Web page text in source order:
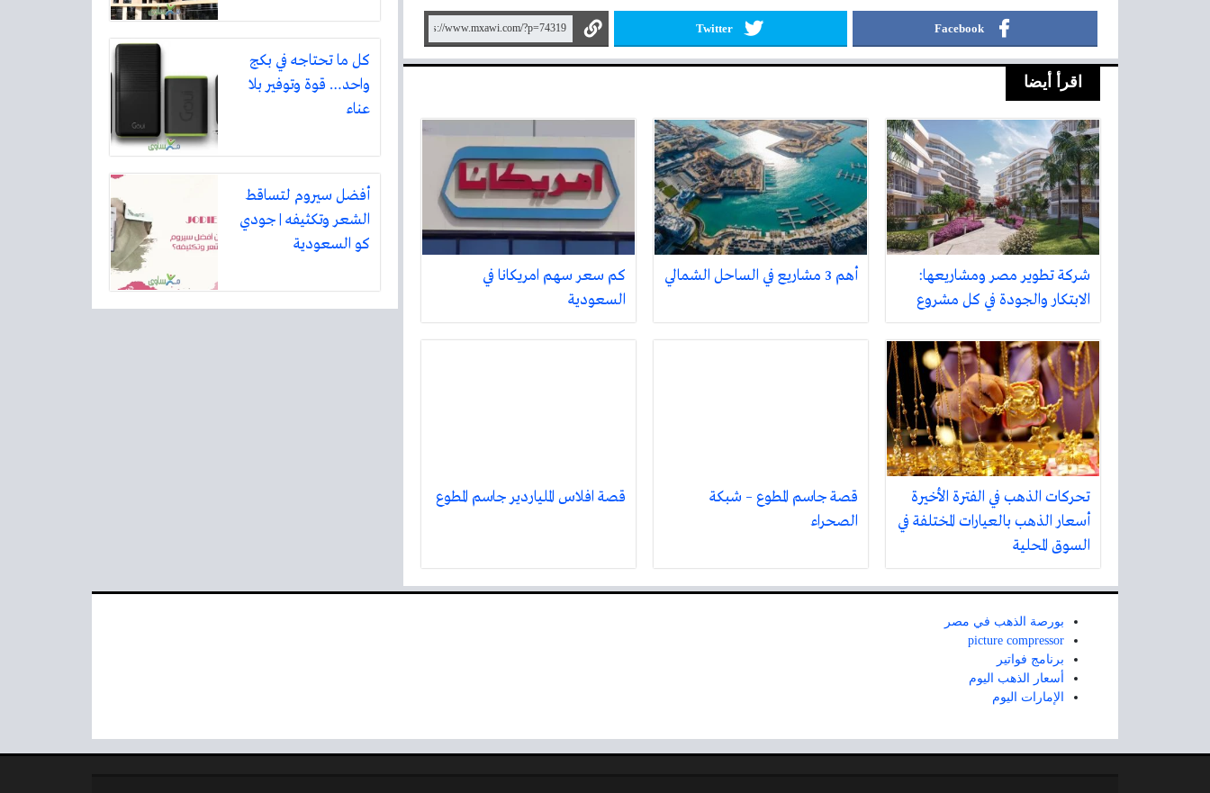
Facebook
Twitter
اقرأ أيضا
شركة تطوير مصر ومشاريعها:
الابتكار والجودة في كل مشروع
أهم 3 مشاريع في الساحل الشمالي
كم سعر سهم امريكانا في
السعودية
تحركات الذهب في الفترة الأخيرة
أسعار الذهب بالعيارات المختلفة في
السوق المحلية
قصة جاسم المطوع – شبكة
الصحراء
قصة افلاس الملياردير جاسم المطوع
كل ما تحتاجه في بكج
واحد… قوة وتوفير بلا
عناء
أفضل سيروم لتساقط
الشعر وتكثيفه | جودي
كو السعودية
بورصة الذهب في مصر
picture compressor
برنامج فواتير
أسعار الذهب اليوم
الإمارات اليوم